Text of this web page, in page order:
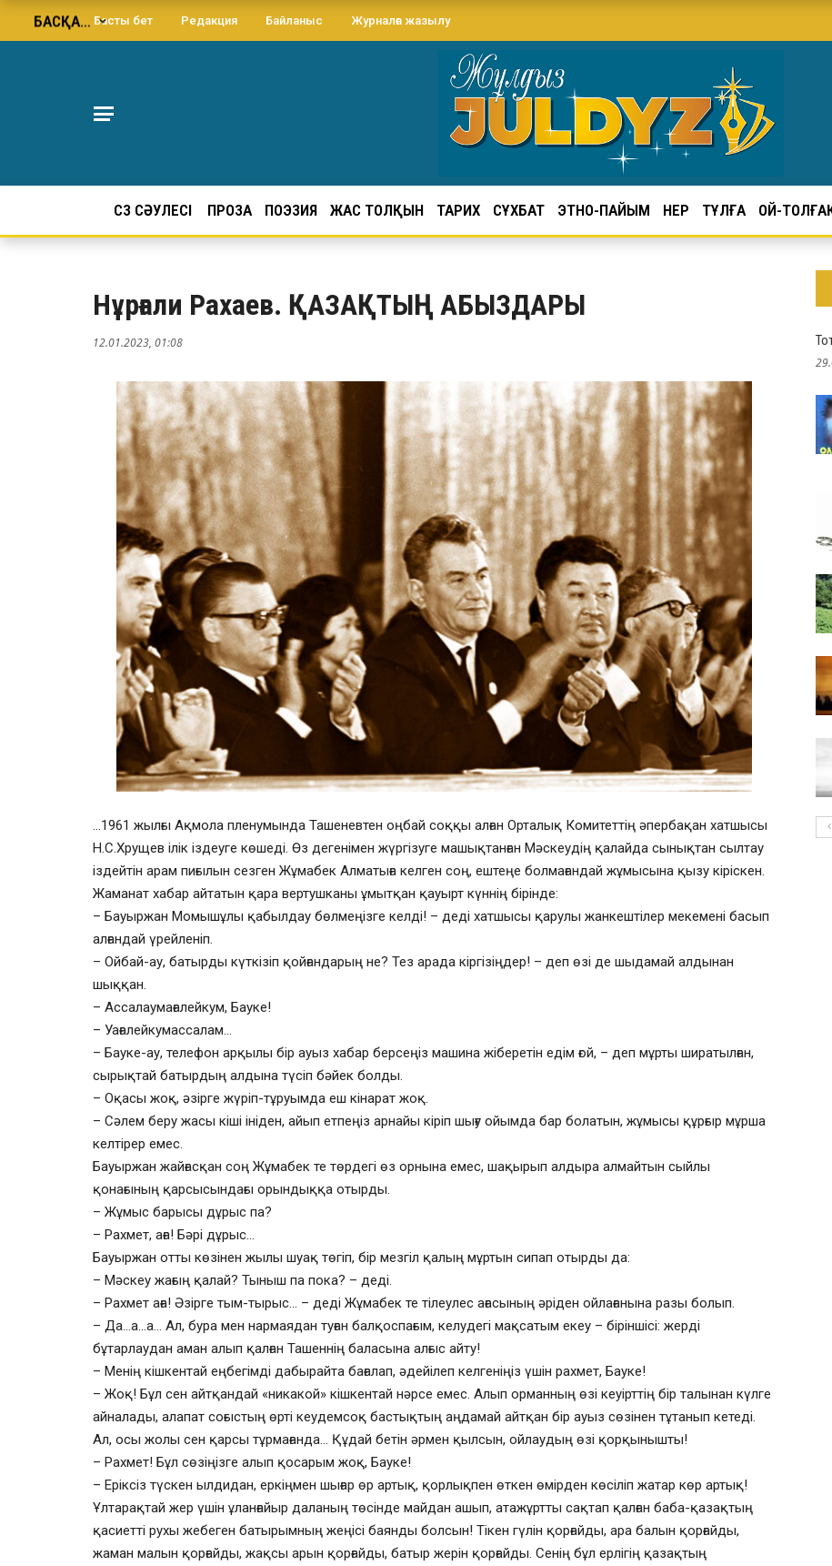
Басты бет Редакция Байланыс Журналға жазылу
СӨЗ СӘУЛЕСІ ПРОЗА ПОЭЗИЯ ЖАС ТОЛҚЫН ТАРИХ СҰХБАТ ЭТНО-ПАЙЫМ ӨНЕР ТҰЛҒА ОЙ-
БАСҚА…
Нұрғали Рахаев. ҚАЗАҚТЫҢ АБЫЗДАРЫ
12.01.2023, 01:08
…1961 жылғы Ақмола пленумында Ташеневтен оңбай соққы алған Орталық Комитеттің әпербақан хатшысы
Н.С.Хрущев ілік іздеуге көшеді. Өз дегенімен жүргізуге машықтанған Мәскеудің қалайда сынықтан сылтау
іздейтін арам пиғылын сезген Жұмабек Алматыға келген соң, ештеңе болмағандай жұмысына қызу кіріскен.
Жаманат хабар айтатын қара вертушканы ұмытқан қауырт күннің бірінде:
– Бауыржан Момышұлы қабылдау бөлмеңізге келді! – деді хатшысы қарулы жанкештілер мекемені басып
алғандай үрейленіп.
– Ойбай-ау, батырды күткізіп қойғандарың не? Тез арада кіргізіңдер! – деп өзі де шыдамай алдынан
шыққан.
– Ассалаумағалейкум, Бауке!
– Уағалейкумассалам…
– Бауке-ау, телефон арқылы бір ауыз хабар берсеңіз машина жіберетін едім ғой, – деп мұрты ширатылған,
сырықтай батырдың алдына түсіп бәйек болды.
– Оқасы жоқ, әзірге жүріп-тұруымда еш кінарат жоқ.
– Сәлем беру жасы кіші ініден, айып етпеңіз арнайы кіріп шығу ойымда бар болатын, жұмысы құрғыр мұрша
келтірер емес.
Бауыржан жайғасқан соң Жұмабек те төрдегі өз орнына емес, шақырып алдыра алмайтын сыйлы
қонағының қарсысындағы орындыққа отырды.
– Жұмыс барысы дұрыс па?
– Рахмет, аға! Бәрі дұрыс…
Бауыржан отты көзінен жылы шуақ төгіп, бір мезгіл қалың мұртын сипап отырды да:
– Мәскеу жағың қалай? Тыныш па пока? – деді.
– Рахмет аға! Әзірге тым-тырыс… – деді Жұмабек те тілеулес ағасының әріден ойлағанына разы болып.
– Да…а…а… Ал, бура мен нармаядан туған балқоспағым, келудегі мақсатым екеу – біріншісі: жерді
бұтарлаудан аман алып қалған Ташеннің баласына алғыс айту!
– Менің кішкентай еңбегімді дабырайта бағалап, әдейілеп келгеніңіз үшін рахмет, Бауке!
– Жоқ! Бұл сен айтқандай «никакой» кішкентай нәрсе емес. Алып орманның өзі кеуірттің бір талынан күлге
айналады, алапат соғыстың өрті кеудемсоқ бастықтың аңдамай айтқан бір ауыз сөзінен тұтанып кетеді.
Ал, осы жолы сен қарсы тұрмағанда… Құдай бетін әрмен қылсын, ойлаудың өзі қорқынышты!
– Рахмет! Бұл сөзіңізге алып қосарым жоқ, Бауке!
– Еріксіз түскен ылдидан, еркіңмен шығар өр артық, қорлықпен өткен өмірден көсіліп жатар көр артық!
Ұлтарақтай жер үшін ұланғайыр даланың төсінде майдан ашып, атажұртты сақтап қалған баба-қазақтың
қасиетті рухы жебеген батырымның жеңісі баянды болсын! Тікен гүлін қорғайды, ара балын қорғайды,
жаман малын қорғайды, жақсы арын қорғайды, батыр жерін қорғайды. Сенің бұл ерлігің қазақтың